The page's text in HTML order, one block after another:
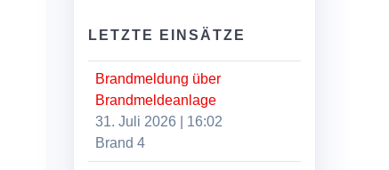
LETZTE EINSÄTZE
Brandmeldung über
Brandmeldeanlage
31. Juli 2026
16:02
Brand 4